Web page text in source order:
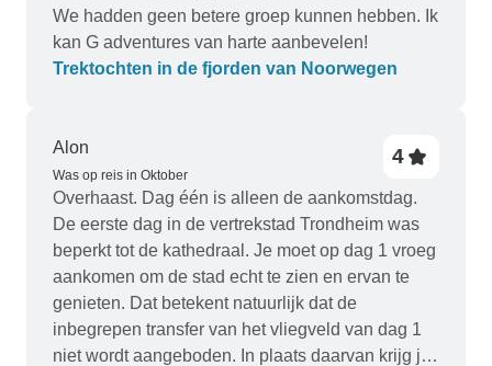
We hadden geen betere groep kunnen hebben. Ik
kan G adventures van harte aanbevelen!
Trektochten in de fjorden van Noorwegen
Alon
Was op reis in Oktober
4
Overhaast. Dag één is alleen de aankomstdag.
De eerste dag in de vertrekstad Trondheim was
beperkt tot de kathedraal. Je moet op dag 1 vroeg
aankomen om de stad echt te zien en ervan te
genieten. Dat betekent natuurlijk dat de
inbegrepen transfer van het vliegveld van dag 1
niet wordt aangeboden. In plaats daarvan krijg je